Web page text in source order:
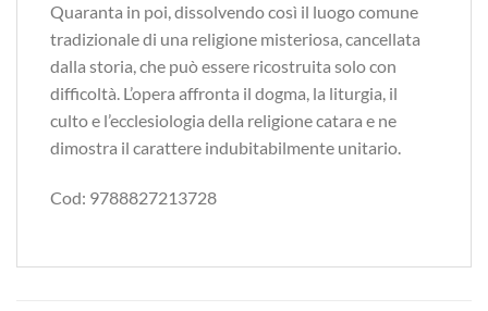
Quaranta in poi, dissolvendo così il luogo comune
tradizionale di una religione misteriosa, cancellata
dalla storia, che può essere ricostruita solo con
difficoltà. L’opera affronta il dogma, la liturgia, il
culto e l’ecclesiologia della religione catara e ne
dimostra il carattere indubitabilmente unitario.
Cod: 9788827213728